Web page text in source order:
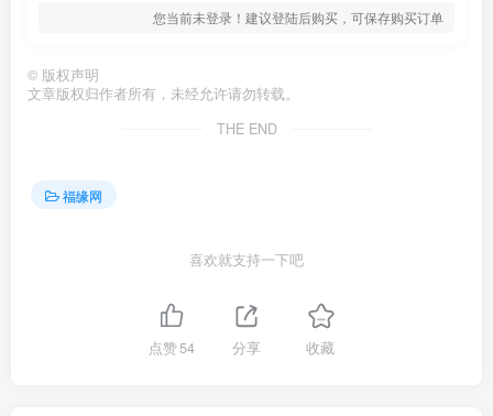
您当前未登录！建议登陆后购买，可保存购买订单
© 版权声明
文章版权归作者所有，未经允许请勿转载。
THE END
福缘网
喜欢就支持一下吧
点赞54 分享 收藏